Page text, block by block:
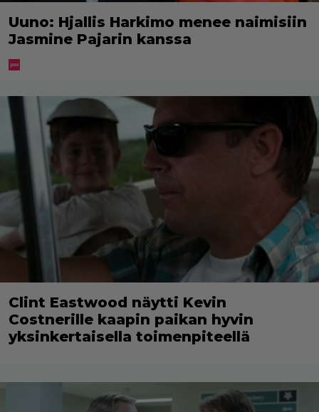
Uuno: Hjallis Harkimo menee naimisiin
Jasmine Pajarin kanssa
Clint Eastwood näytti Kevin
Costnerille kaapin paikan hyvin
yksinkertaisella toimenpiteellä